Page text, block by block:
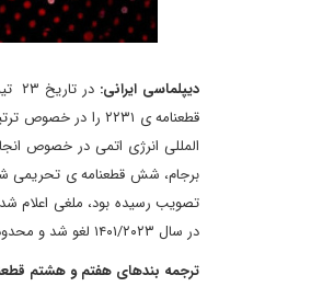
دیپلماسی ایرانی:
قطعنامه ی ۲۲۳۱
در سال ۱۴۰۱/۲۰۲۳ لغو شد و محدودیت های ایجاد شده برای برنامه ی هسته ای ایران در چارچوب توافقات برجام، باید ده سال بعد یعنی در ۲۶ مهر ۱۴۰۴ الغاء شود.
ترجمه بندهای هفتم و هشتم قطعنامه ی ۲۲۳۱